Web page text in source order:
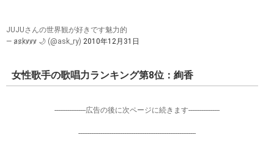
JUJUさんの世界観が好きです魅力的
— a̷s̷k̷v̷v̷v̷ 🌙 (@ask_ry) 2010年12月31日
女性歌手の歌唱力ランキング第8位：絢香
-----------------広告の後に次ページに続きます-----------------
----------------------------------------------------------------